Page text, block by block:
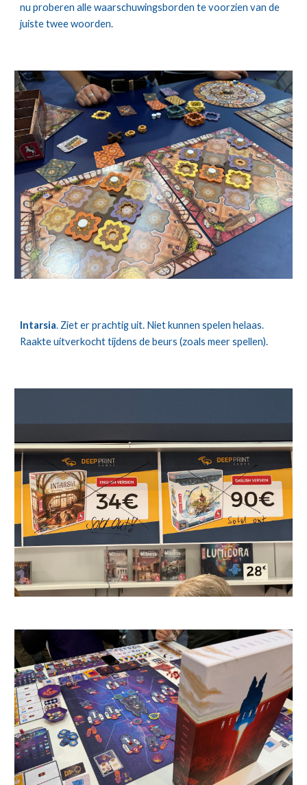
nu proberen alle waarschuwingsborden te voorzien van de
juiste twee woorden.
Intarsia. Ziet er prachtig uit. Niet kunnen spelen helaas.
Raakte uitverkocht tijdens de beurs (zoals meer spellen).